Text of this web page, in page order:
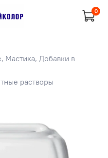
0
Мастика, Добавки в
растворы